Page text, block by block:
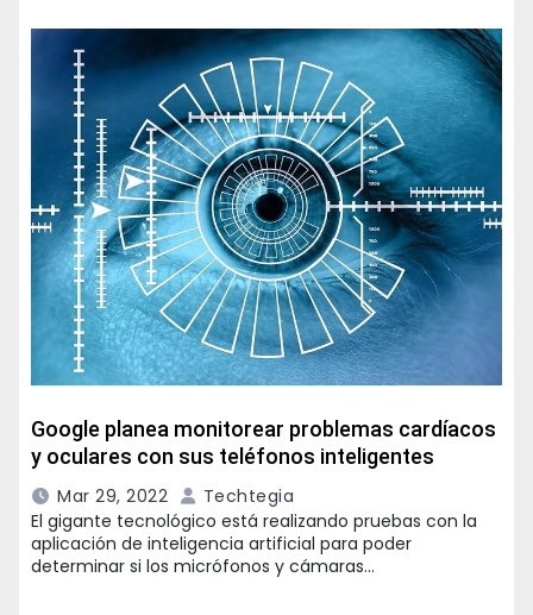
Google planea monitorear problemas cardíacos
y oculares con sus teléfonos inteligentes
Mar 29, 2022
Techtegia
El gigante tecnológico está realizando pruebas con la
aplicación de inteligencia artificial para poder
determinar si los micrófonos y cámaras…